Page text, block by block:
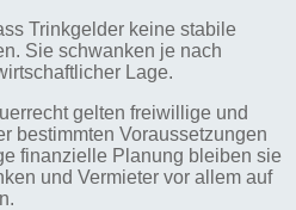
Trinkgelder keine stabile
Sie schwanken je nach
Lage.
gelten freiwillige und
bestimmten Voraussetzungen
finanzielle Planung bleiben sie
und Vermieter vor allem auf